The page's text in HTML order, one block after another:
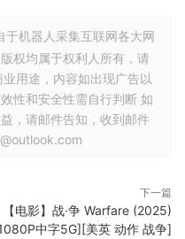
机器人采集互联网各大网
权均属于权利人所有，请
用途，内容如出现广告以
性和安全性需自行判断 如
，请邮件告知，收到邮件
下一篇
【电影】战·争 Warfare (2025)
中字5G][美英 动作 战争]